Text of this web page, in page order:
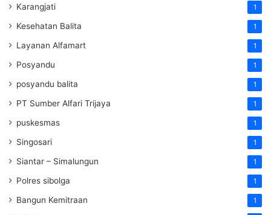
Karangjati 1
Kesehatan Balita 1
Layanan Alfamart 1
Posyandu 1
posyandu balita 1
PT Sumber Alfari Trijaya 1
puskesmas 1
Singosari 1
Siantar – Simalungun 1
Polres sibolga 1
Bangun Kemitraan 1